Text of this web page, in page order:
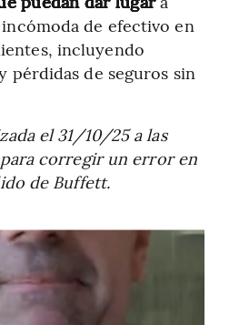
de efectivo en
incluyendo
pérdidas de seguros sin
el 31/10/25 a las
corregir un error en
de Buffett.